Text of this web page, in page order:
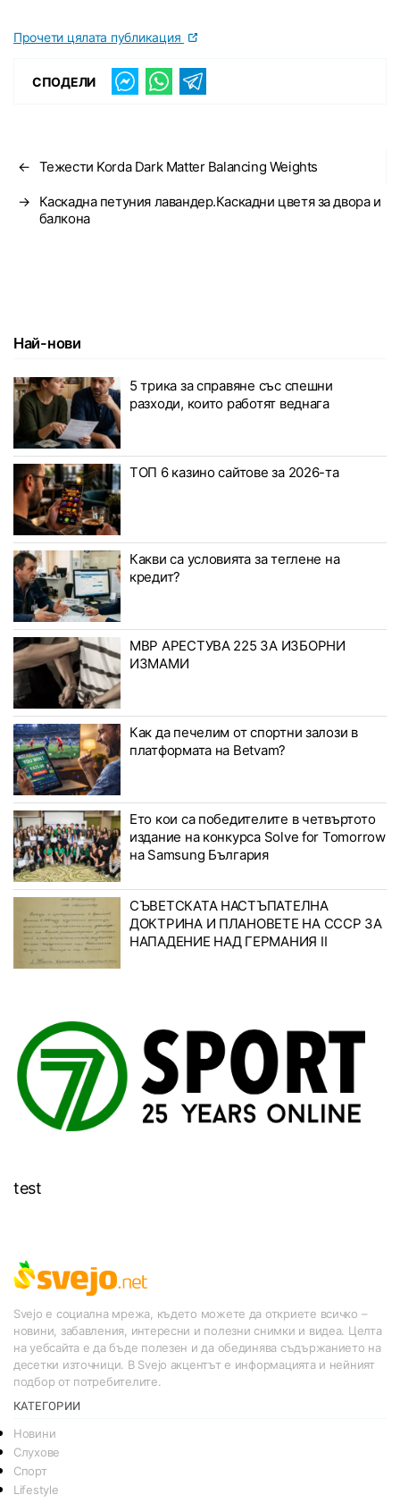
Прочети цялата публикация
СПОДЕЛИ
← Тежести Korda Dark Matter Balancing Weights
→
Каскадна петуния лавандер.Каскадни цветя за двора и
балкона
Най-нови
5 трика за справяне със спешни
разходи, които работят веднага
ТОП 6 казино сайтове за 2026-та
Какви са условията за теглене на
кредит?
МВР АРЕСТУВА 225 ЗА ИЗБОРНИ
ИЗМАМИ
Как да печелим от спортни залози в
платформата на Betvam?
Ето кои са победителите в четвъртото
издание на конкурса Solve for Tomorrow
на Samsung България
СЪВЕТСКАТА НАСТЪПАТЕЛНА
ДОКТРИНА И ПЛАНОВЕТЕ НА СССР ЗА
НАПАДЕНИЕ НАД ГЕРМАНИЯ II
test
Svejo е социална мрежа, където можете да откриете всичко –
новини, забавления, интересни и полезни снимки и видеа. Целта
на уебсайта е да бъде полезен и да обединява съдържанието на
десетки източници. В Svejo акцентът е информацията и нейният
подбор от потребителите.
КАТЕГОРИИ
Новини
Слухове
Спорт
Lifestyle